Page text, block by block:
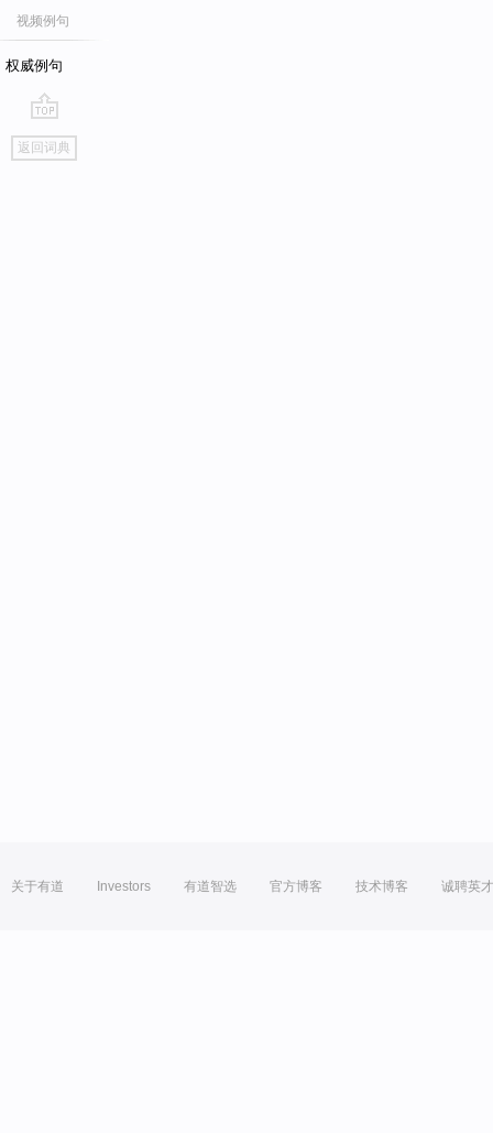
视频例句
权威例句
go
top
返回词典
关于有道 Investors 有道智选 官方博客 技术博客 诚聘英才